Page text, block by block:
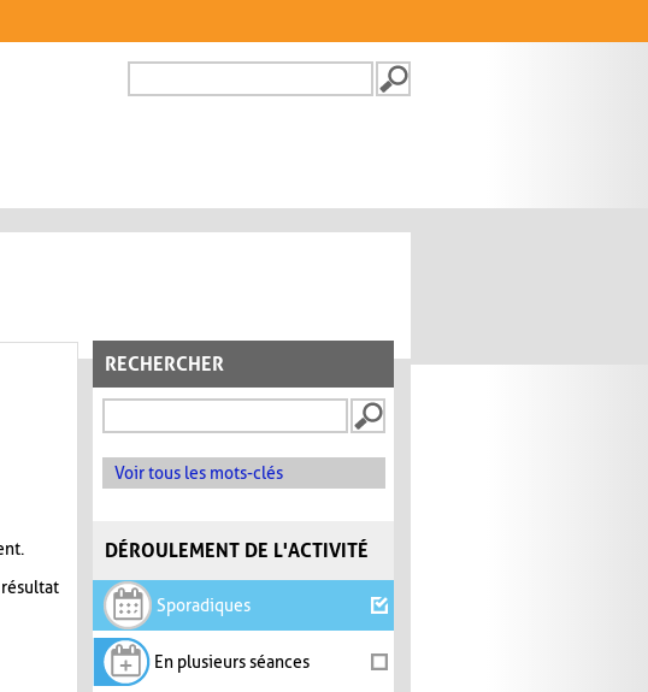
FORMULAIRE DE
RECHERCHER
Voir tous les mots-clés
DÉROULEMENT DE L'ACTIVITÉ
Sporadiques
En plusieurs séances